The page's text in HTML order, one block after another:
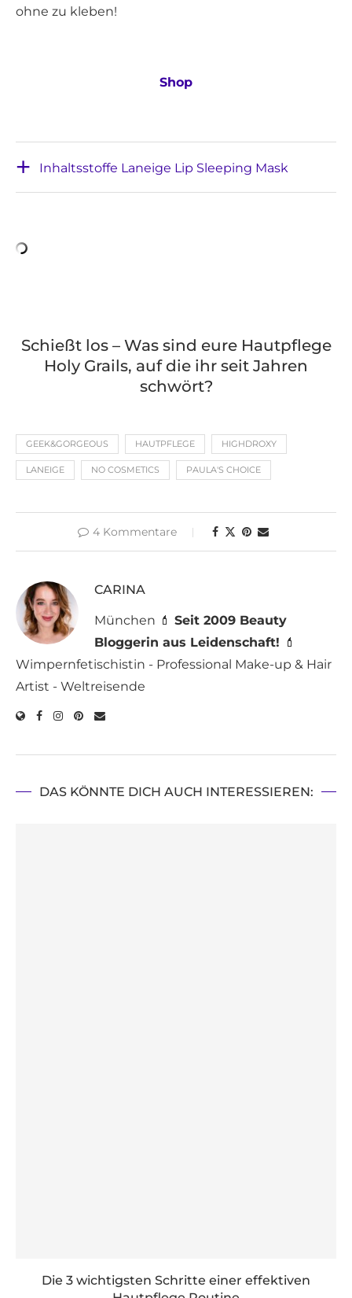
ohne zu kleben!
Shop
Inhaltsstoffe Laneige Lip Sleeping Mask
Schießt los – Was sind eure Hautpflege
Holy Grails, auf die ihr seit Jahren
schwört?
GEEK&GORGEOUS HAUTPFLEGE HIGHDROXY
LANEIGE NO COSMETICS PAULA'S CHOICE
4 Kommentare
CARINA
München 💄 Seit 2009 Beauty
Bloggerin aus Leidenschaft! 💄
Wimpernfetischistin - Professional Make-up & Hair
Artist - Weltreisende
DAS KÖNNTE DICH AUCH INTERESSIEREN:
Die 3 wichtigsten Schritte einer effektiven